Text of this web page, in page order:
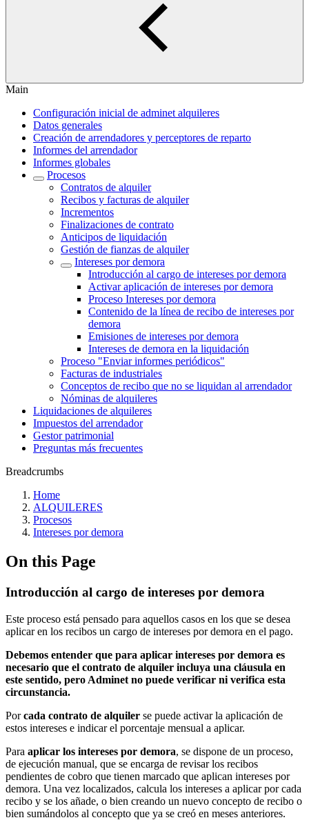
Main
Configuración inicial de adminet alquileres
Datos generales
Creación de arrendadores y perceptores de reparto
Informes del arrendador
Informes globales
Procesos
Contratos de alquiler
Recibos y facturas de alquiler
Incrementos
Finalizaciones de contrato
Anticipos de liquidación
Gestión de fianzas de alquiler
Intereses por demora
Introducción al cargo de intereses por demora
Activar aplicación de intereses por demora
Proceso Intereses por demora
Contenido de la línea de recibo de intereses por
demora
Emisiones de intereses por demora
Intereses de demora en la liquidación
Proceso "Enviar informes periódicos"
Facturas de industriales
Conceptos de recibo que no se liquidan al arrendador
Nóminas de alquileres
Liquidaciones de alquileres
Impuestos del arrendador
Gestor patrimonial
Preguntas más frecuentes
Breadcrumbs
Home
ALQUILERES
Procesos
Intereses por demora
On this Page
Introducción al cargo de intereses por demora
Este proceso está pensado para aquellos casos en los que se desea
aplicar en los recibos un cargo de intereses por demora en el pago.
Debemos entender que para aplicar intereses por demora es
necesario que el contrato de alquiler incluya una cláusula en
este sentido, pero Adminet no puede verificar ni verifica esta
circunstancia.
Porcada contrato de alquiler se puede activar la aplicación de
estos intereses e indicar el porcentaje mensual a aplicar.
Para aplicar los intereses por demora, se dispone de un proceso,
de ejecución manual, que se encarga de revisar los recibos
pendientes de cobro que tienen marcado que aplican intereses por
demora. Una vez localizados, calcula los intereses a aplicar por cada
recibo y se los añade, o bien creando un nuevo concepto de recibo o
bien sumándolos al concepto que ya se creó en meses anteriores.